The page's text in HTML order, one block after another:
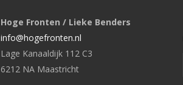
Hoge Fronten / Lieke Benders
info@hogefronten.nl
Lage Kanaaldijk 112 C3
6212 NA Maastricht